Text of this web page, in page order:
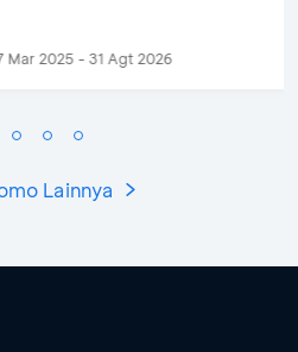
Agt 2026
Lainnya